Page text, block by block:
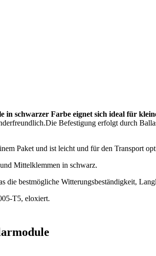
in schwarzer Farbe eignet sich ideal für
Befestigung erfolgt durch
Paket und ist leicht und für den Transport
Mittelklemmen in schwarz.
die bestmögliche Witterungsbeständigkeit,
T5, eloxiert.